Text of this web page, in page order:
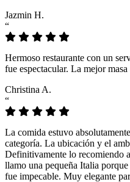
Jazmin H.
“
Hermoso restaurante con un
fue espectacular. La mejor
Christina A.
“
La comida estuvo
categoría. La ubicación y el
Definitivamente lo recomiendo
llamo una pequeña Italia
fue impecable. Muy elegante